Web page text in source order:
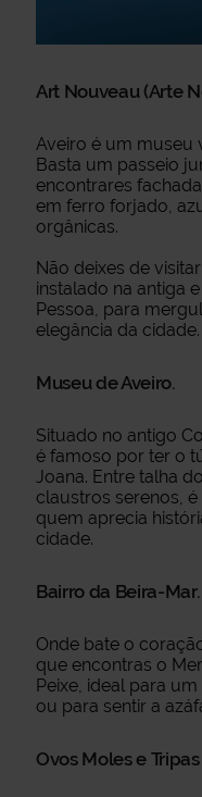
Art Nouveau (Arte
Aveiro é um museu
Basta um passeio
encontrares
em ferro forjado,
orgânicas.
Não deixes de
instalado na antiga
Pessoa, para
elegância da cidade.
Museu de Aveiro.
Situado no antigo
é famoso por ter o
Joana. Entre talha
claustros serenos,
quem aprecia
cidade.
Bairro da Beira-Mar.
Onde bate o
que encontras o
Peixe, ideal para
ou para sentir a
Ovos Moles e